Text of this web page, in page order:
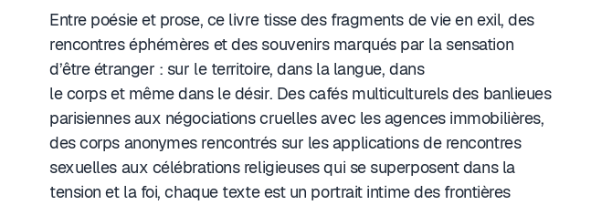
Entre poésie et prose, ce livre tisse des fragments de vie en exil, des
rencontres éphémères et des souvenirs marqués par la sensation
d’être étranger : sur le territoire, dans la langue, dans
le corps et même dans le désir. Des cafés multiculturels des banlieues
parisiennes aux négociations cruelles avec les agences immobilières,
des corps anonymes rencontrés sur les applications de rencontres
sexuelles aux célébrations religieuses qui se superposent dans la
tension et la foi, chaque texte est un portrait intime des frontières